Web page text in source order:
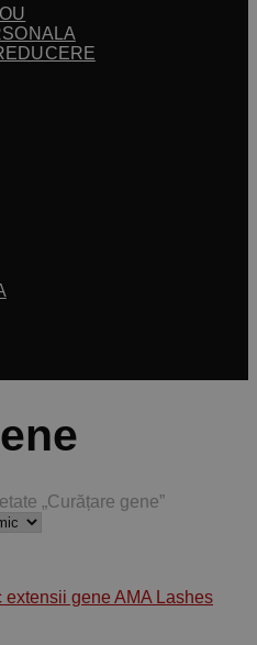
„Curățare gene”